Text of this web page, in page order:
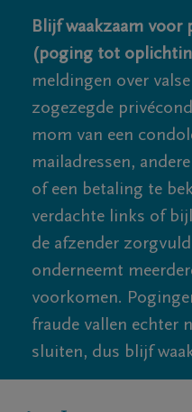
Blijf waakzaam voor
(poging tot
meldingen over
zogezegde
mom van een
mailadressen,
of een betaling te
verdachte links of
de afzender
onderneemt
voorkomen.
fraude vallen echter
sluiten, dus blijf